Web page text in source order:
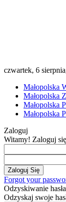
czwartek, 6
Małopolska
Małopolska
Małopolska
Małopolska
Zaloguj
Witamy! Zaloguj
Forgot your
Odzyskiwanie hasła
Odzyskaj swoje